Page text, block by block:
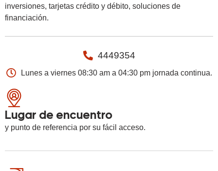
inversiones, tarjetas crédito y débito, soluciones de
financiación.
4449354
Lunes a viernes 08:30 am a 04:30 pm jornada continua.
Lugar de encuentro
y punto de referencia por su fácil acceso.